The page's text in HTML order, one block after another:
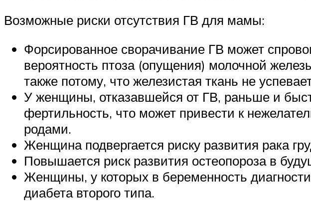
Возможные риски отсутствия ГВ для мамы:
Форсированное сворачивание ГВ может
вероятность птоза (опущения) молочной
также потому, что железистая ткань не
У женщины, отказавшейся от ГВ, раньше и
фертильность, что может привести к
родами.
Женщина подвергается риску развития рака
Повышается риск развития остеопороза в
Женщины, у которых в беременность
диабета второго типа.